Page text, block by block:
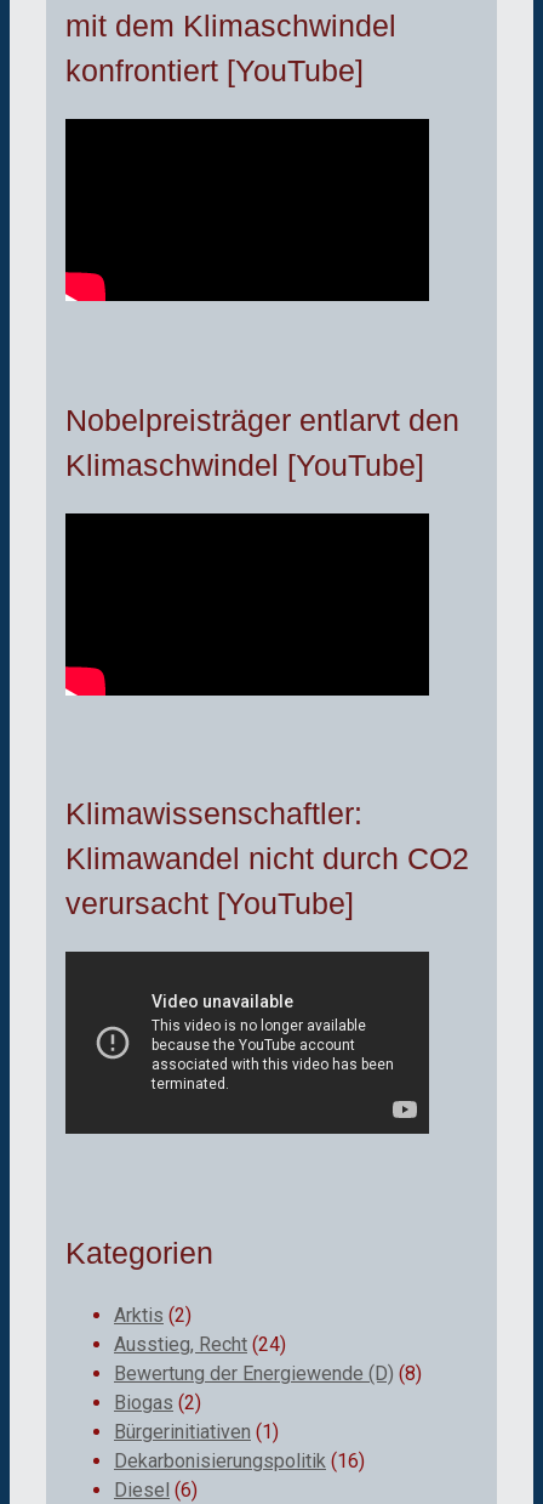
mit dem Klimaschwindel
konfrontiert [YouTube]
Nobelpreisträger entlarvt den
Klimaschwindel [YouTube]
Klimawissenschaftler:
Klimawandel nicht durch CO2
verursacht [YouTube]
Kategorien
Arktis (2)
Ausstieg, Recht (24)
Bewertung der Energiewende (D) (8)
Biogas (2)
Bürgerinitiativen (1)
Dekarbonisierungspolitik (16)
Diesel (6)